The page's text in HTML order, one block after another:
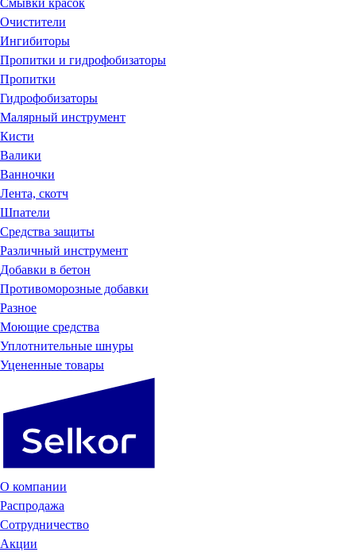
Смывки красок
Очистители
Ингибиторы
Пропитки и гидрофобизаторы
Пропитки
Гидрофобизаторы
Малярный инструмент
Кисти
Валики
Ванночки
Лента, скотч
Шпатели
Средства защиты
Различный инструмент
Добавки в бетон
Противоморозные добавки
Разное
Моющие средства
Уплотнительные шнуры
Уцененные товары
О компании
Распродажа
Сотрудничество
Акции